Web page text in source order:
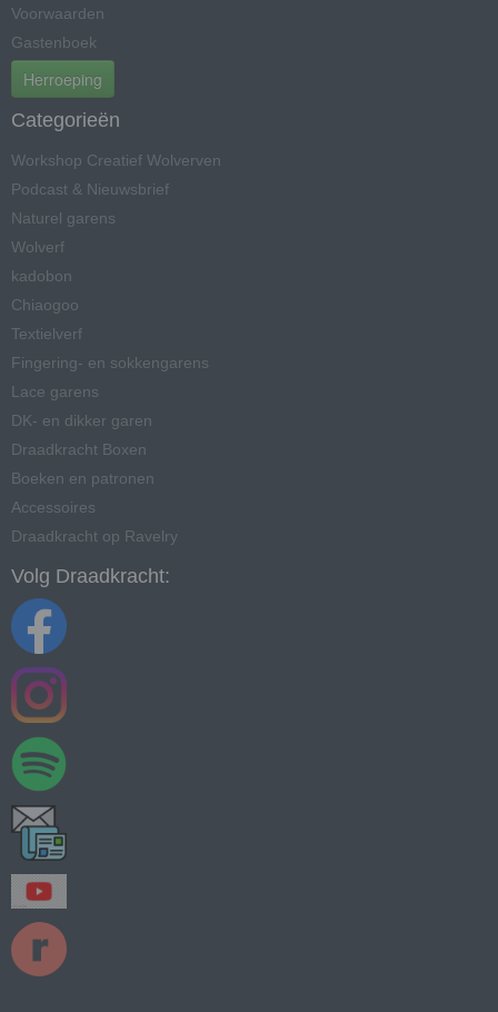
Voorwaarden
Gastenboek
Herroeping
Categorieën
Workshop Creatief Wolverven
Podcast & Nieuwsbrief
Naturel garens
Wolverf
kadobon
Chiaogoo
Textielverf
Fingering- en sokkengarens
Lace garens
DK- en dikker garen
Draadkracht Boxen
Boeken en patronen
Accessoires
Draadkracht op Ravelry
Volg Draadkracht: